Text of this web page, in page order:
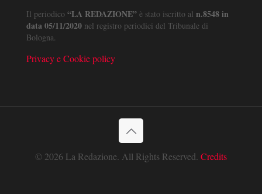
Il periodico “LA REDAZIONE” è stato iscritto al n.8548 in
data 05/11/2020 nel registro periodici del Tribunale di
Bologna.
Privacy e Cookie policy
© 2026 La Redazione. All Rights Reserved. Credits